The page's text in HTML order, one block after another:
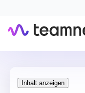
Inhalt anzeigen